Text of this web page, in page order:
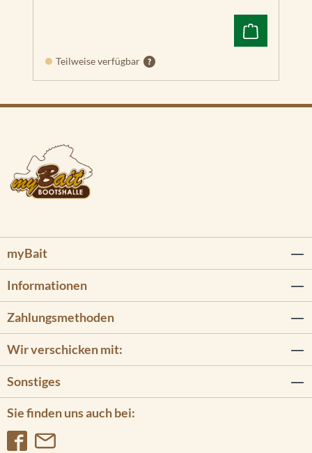
Teilweise verfügbar
myBait
Informationen
Sie finden uns auch bei:
Zahlungsmethoden
Wir verschicken mit:
Sonstiges